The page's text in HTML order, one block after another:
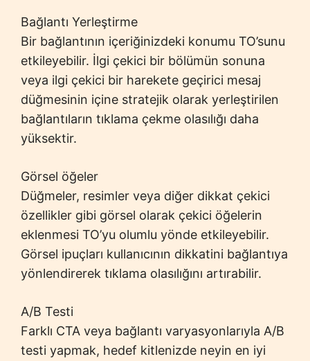
Bağlantı Yerleştirme
Bir bağlantının içeriğinizdeki konumu TO’sunu
etkileyebilir. İlgi çekici bir bölümün sonuna
veya ilgi çekici bir harekete geçirici mesaj
düğmesinin içine stratejik olarak yerleştirilen
bağlantıların tıklama çekme olasılığı daha
yüksektir.
Görsel öğeler
Düğmeler, resimler veya diğer dikkat çekici
özellikler gibi görsel olarak çekici öğelerin
eklenmesi TO’yu olumlu yönde etkileyebilir.
Görsel ipuçları kullanıcının dikkatini bağlantıya
yönlendirerek tıklama olasılığını artırabilir.
A/B Testi
Farklı CTA veya bağlantı varyasyonlarıyla A/B
testi yapmak, hedef kitlenizde neyin en iyi